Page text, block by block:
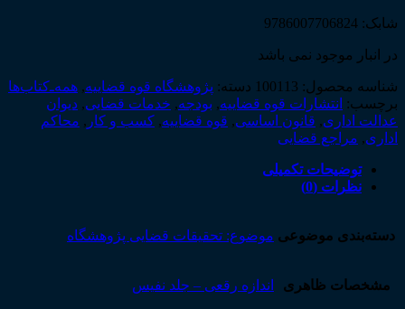
شابک: 9786007706824
در انبار موجود نمی باشد
شناسه محصول: 100113 دسته: پژوهشگاه قوه قضاییه, همه‌ـ‌کتاب‌ها
برچسب: انتشارات قوه قضاییه, بودجه, خدمات قضایی, دیوان
عدالت اداری, قانون اساسی, قوه قضاییه, کسب و کار , محاکم
اداری, مراجع قضایی
توضیحات تکمیلی
نظرات (0)
دسته‌بندی موضوعی موضوع: تحقیقات قضایی پژوهشگاه
مشخصات ظاهری اندازه رقعی – جلد نفیس